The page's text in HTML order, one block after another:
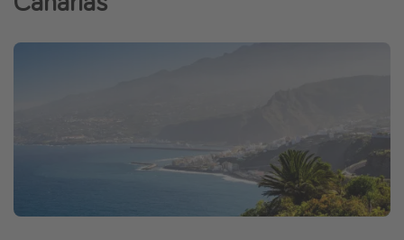
México
Camping